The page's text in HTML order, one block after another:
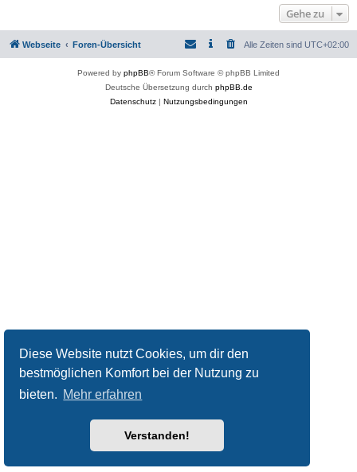
Diese Website nutzt Cookies, um dir den
bestmöglichen Komfort bei der Nutzung zu
bieten. Mehr erfahren
Verstanden!
Gehe zu
Webseite Foren-Übersicht Alle Zeiten sind UTC+02:00
Powered by phpBB® Forum Software © phpBB Limited
Deutsche Übersetzung durch phpBB.de
Datenschutz| Nutzungsbedingungen